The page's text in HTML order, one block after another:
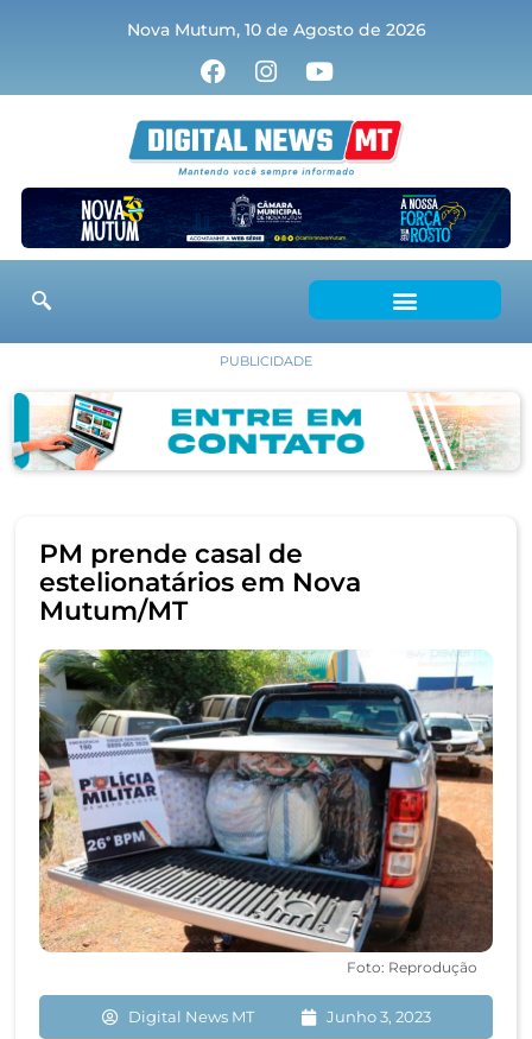
Nova Mutum, 10 de Agosto de 2026
PUBLICIDADE
PM prende casal de
estelionatários em Nova
Mutum/MT
Foto: Reprodução
Digital News MT Junho 3, 2023